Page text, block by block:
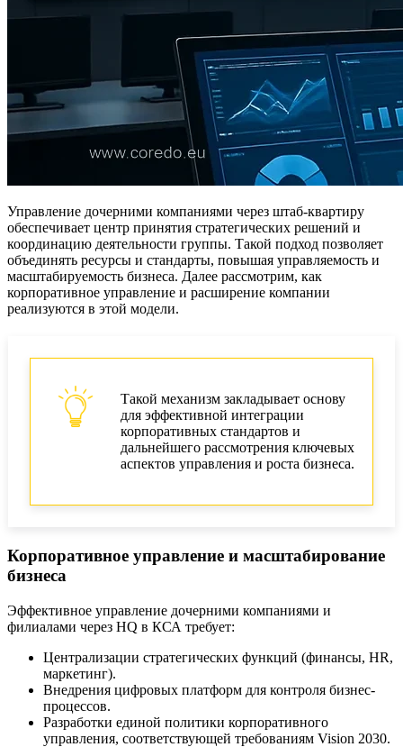
Управление дочерними компаниями через штаб-квартиру
обеспечивает центр принятия стратегических решений и
координацию деятельности группы. Такой подход позволяет
объединять ресурсы и стандарты, повышая управляемость и
масштабируемость бизнеса. Далее рассмотрим, как
корпоративное управление и расширение компании
реализуются в этой модели.
Такой механизм закладывает основу
для эффективной интеграции
корпоративных стандартов и
дальнейшего рассмотрения ключевых
аспектов управления и роста бизнеса.
Корпоративное управление и масштабирование
бизнеса
Эффективное управление дочерними компаниями и
филиалами через HQ в КСА требует:
Централизации стратегических функций (финансы, HR,
маркетинг).
Внедрения цифровых платформ для контроля бизнес-
процессов.
Разработки единой политики корпоративного
управления, соответствующей требованиям Vision 2030.